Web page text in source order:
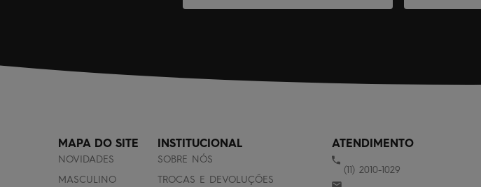
MAPA DO SITE
NOVIDADES
MASCULINO
INSTITUCIONAL
SOBRE NÓS
TROCAS E DEVOLUÇÕES
ATENDIMENTO
(11) 2010-1029